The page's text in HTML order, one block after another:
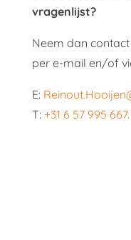
vragenlijst?
Neem dan
per e-mail en/of
E:
T: +31 6 57 995 667.